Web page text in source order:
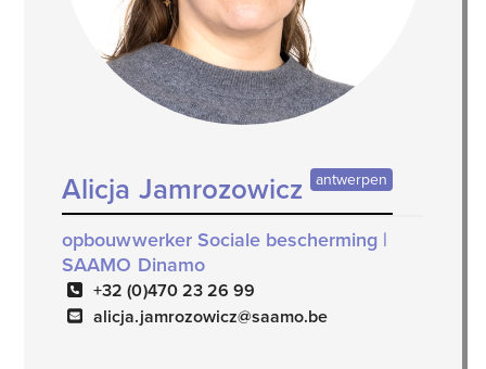
Alicja Jamrozowicz antwerpen
opbouwwerker Sociale bescherming |
SAAMO Dinamo
+32 (0)470 23 26 99
alicja.jamrozowicz@saamo.be